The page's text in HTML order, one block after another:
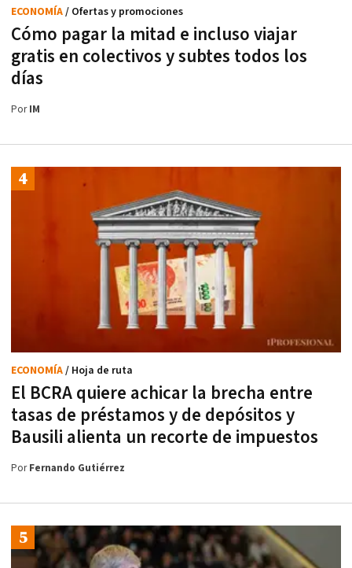
Cómo pagar la mitad e incluso viajar
gratis en colectivos y subtes todos los
días
ECONOMÍA/ Ofertas y promociones
PorIM
El BCRA quiere achicar la brecha entre
tasas de préstamos y de depósitos y
Bausili alienta un recorte de impuestos
ECONOMÍA/ Hoja de ruta
PorFernando Gutiérrez